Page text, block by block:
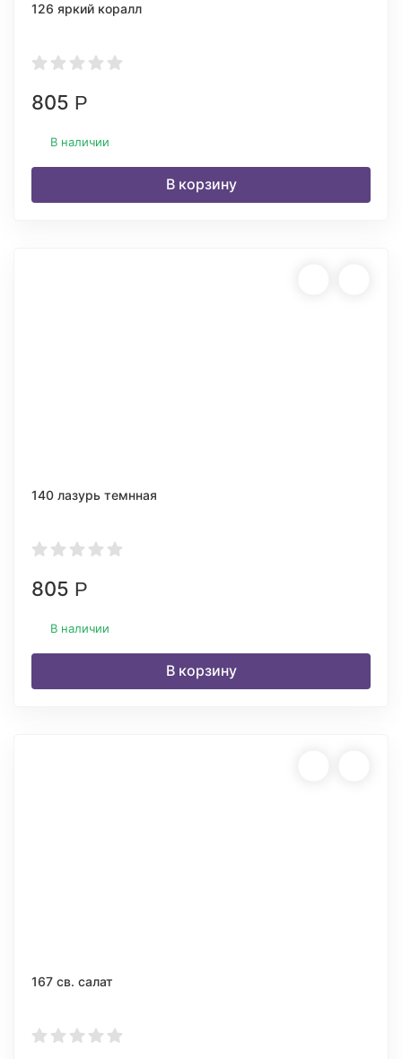
126 яркий коралл
805 Р
В наличии
В корзину
140 лазурь темнная
805 Р
В наличии
В корзину
167 св. салат